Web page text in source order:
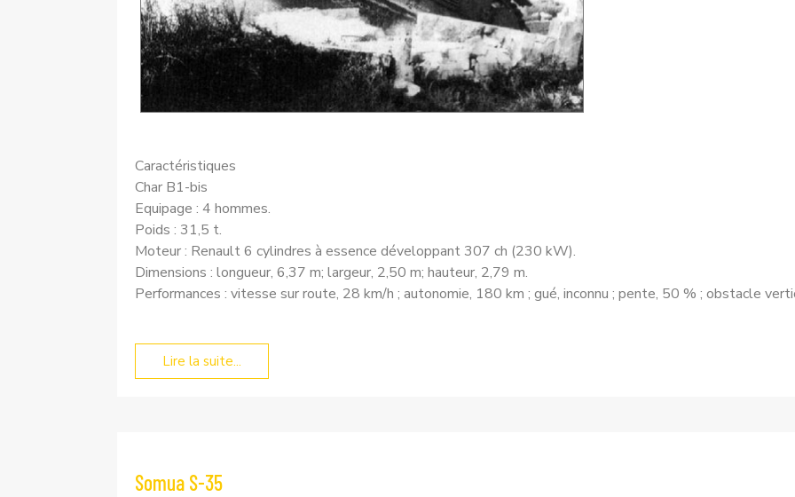
Caractéristiques
Char B1-bis
Equipage : 4 hommes.
Poids : 31,5 t.
Moteur : Renault 6 cylindres à essence développant 307 ch (230 kW).
Dimensions : longueur, 6,37 m; largeur, 2,50 m; hauteur, 2,79 m.
Performances : vitesse sur route, 28 km/h ; autonomie, 180 km ; gué, inconnu ; pente, 50 % ; obstacle
Lire la suite...
Somua S-35